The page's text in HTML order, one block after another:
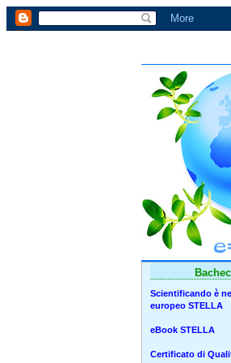
Scientificando è
europeo STELLA
eBook STELLA
Certificato di